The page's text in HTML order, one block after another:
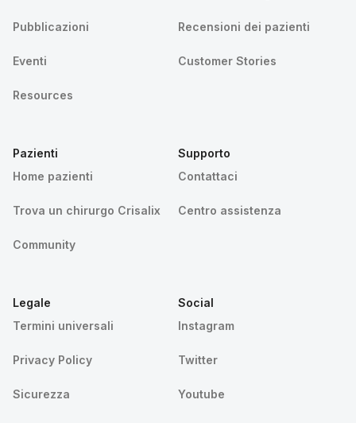
Pubblicazioni
Eventi
Resources
Recensioni dei pazienti
Customer Stories
Pazienti
Home pazienti
Trova un chirurgo Crisalix
Community
Supporto
Contattaci
Centro assistenza
Legale
Termini universali
Privacy Policy
Sicurezza
Social
Instagram
Twitter
Youtube